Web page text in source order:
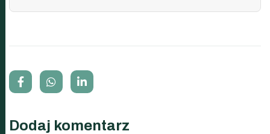
Dodaj komentarz